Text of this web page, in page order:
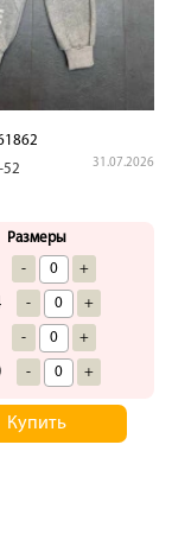
52
31.07.2026
Размеры
- +
- +
- +
- +
Купить